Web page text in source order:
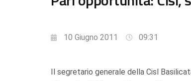
10 Giugno 2011 09:31
Il segretario generale della Cisl